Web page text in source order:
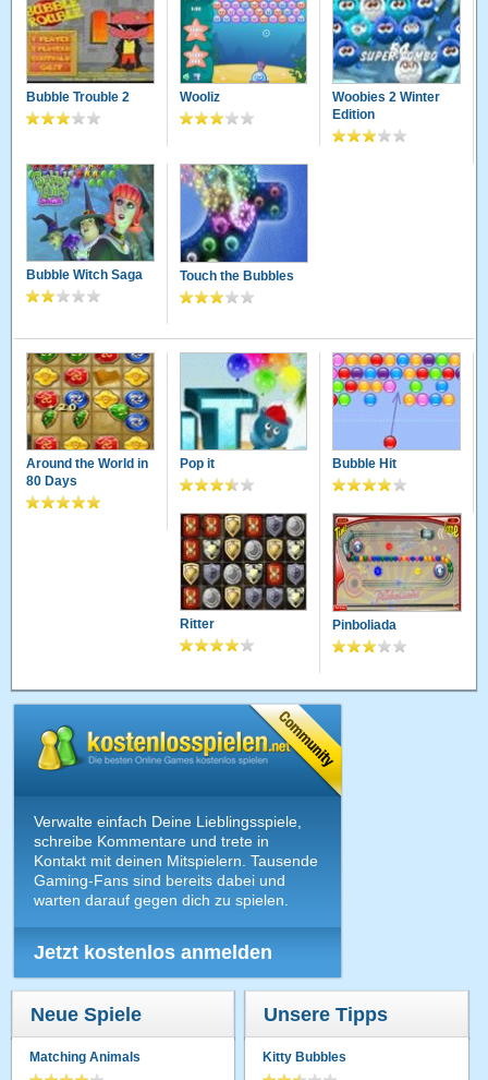
Bubble Trouble 2 Wooliz
Woobies 2 Winter
Edition
Bubble Witch Saga Touch the Bubbles
Around the World in
80 Days
Pop it Bubble Hit
Ritter Pinboliada
Verwalte einfach Deine Lieblingsspiele,
schreibe Kommentare und trete in
Kontakt mit deinen Mitspielern. Tausende
Gaming-Fans sind bereits dabei und
warten darauf gegen dich zu spielen.
Jetzt kostenlos anmelden
Neue Spiele
Matching Animals
Unsere Tipps
Kitty Bubbles